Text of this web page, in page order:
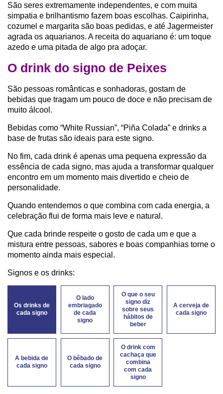
São seres extremamente independentes, e com muita
simpatia e brilhantismo fazem boas escolhas. Caipirinha,
cozumel e margarita são boas pedidas, e até Jagermeister
agrada os aquarianos. A receita do aquariano é: um toque
azedo e uma pitada de algo pra adoçar.
O drink do signo de Peixes
São pessoas românticas e sonhadoras, gostam de
bebidas que tragam um pouco de doce e não precisam de
muito álcool.
Bebidas como “White Russian”, “Piña Colada” e drinks a
base de frutas são ideais para este signo.
No fim, cada drink é apenas uma pequena expressão da
essência de cada signo, mas ajuda a transformar qualquer
encontro em um momento mais divertido e cheio de
personalidade.
Quando entendemos o que combina com cada energia, a
celebração flui de forma mais leve e natural.
Que cada brinde respeite o gosto de cada um e que a
mistura entre pessoas, sabores e boas companhias torne o
momento ainda mais especial.
Signos e os drinks:
Os drinks de
cada signo
O lado
embriagado
de cada
signo
O que o seu
signo diz
sobre seus
hábitos de
beber
A cerveja de
cada signo
A bebida de
cada signo
O bêbado de
cada signo
O drink com
cachaça que
combina
com cada
signo